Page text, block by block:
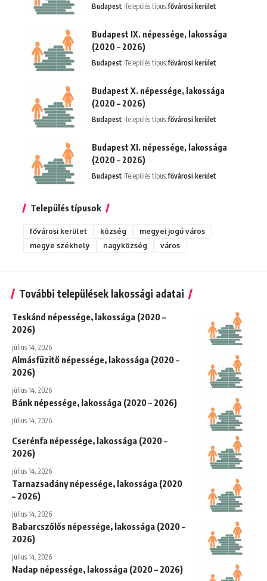
Budapest Település típus:fővárosi kerület
Budapest IX. népessége, lakossága
(2020 – 2026)
Budapest Település típus:fővárosi kerület
Budapest X. népessége, lakossága
(2020 – 2026)
Budapest Település típus:fővárosi kerület
Budapest XI. népessége, lakossága
(2020 – 2026)
Budapest Település típus:fővárosi kerület
Település típusok
fővárosi kerület község
megyei jogú város
megye székhely
nagyközség város
További települések lakossági adatai
Teskánd népessége, lakossága (2020 –
2026)
július 14, 2026
Almásfüzitő népessége, lakossága (2020 –
2026)
július 14, 2026
Bánk népessége, lakossága (2020 – 2026)
július 14, 2026
Cserénfa népessége, lakossága (2020 –
2026)
július 14, 2026
Tarnazsadány népessége, lakossága (2020
– 2026)
július 14, 2026
Babarcszőlős népessége, lakossága (2020 –
2026)
július 14, 2026
Nadap népessége, lakossága (2020 – 2026)